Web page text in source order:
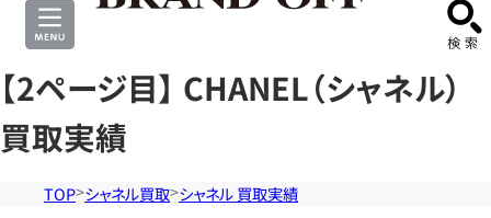
【2ページ目】 CHANEL（シャネル）
買取実績
TOP シャネル買取 シャネル 買取実績